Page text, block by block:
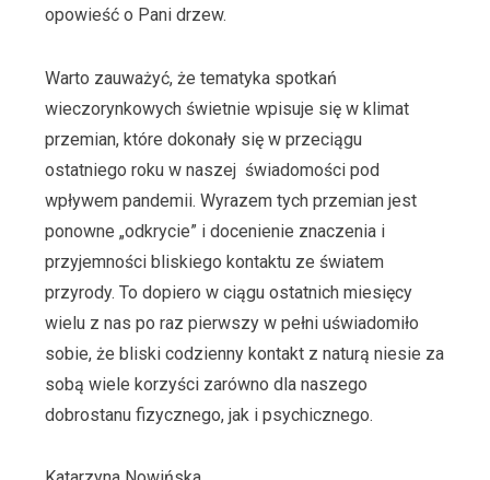
opowieść o Pani drzew.
Warto zauważyć, że tematyka spotkań
wieczorynkowych świetnie wpisuje się w klimat
przemian, które dokonały się w przeciągu
ostatniego roku w naszej świadomości pod
wpływem pandemii. Wyrazem tych przemian jest
ponowne „odkrycie” i docenienie znaczenia i
przyjemności bliskiego kontaktu ze światem
przyrody. To dopiero w ciągu ostatnich miesięcy
wielu z nas po raz pierwszy w pełni uświadomiło
sobie, że bliski codzienny kontakt z naturą niesie za
sobą wiele korzyści zarówno dla naszego
dobrostanu fizycznego, jak i psychicznego.